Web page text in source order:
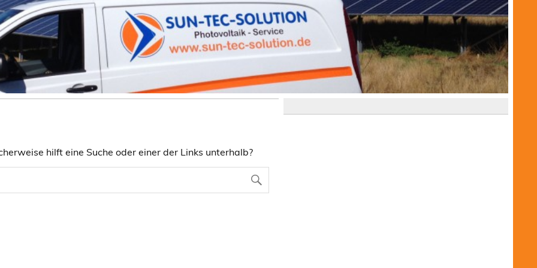
hilft eine Suche oder einer der Links unterhalb?